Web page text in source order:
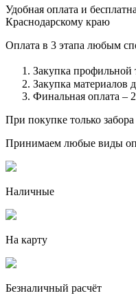
Удобная оплата и
Краснодарскому краю
Оплата в 3 этапа любым
Закупка
Закупка материалов
Финальная оплата –
При покупке только
Принимаем любые виды
Наличные
На карту
Безналичный расчёт